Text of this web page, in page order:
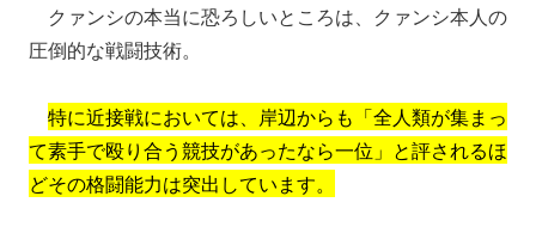
クァンシの本当に恐ろしいところは、クァンシ本人の
圧倒的な戦闘技術。
特に近接戦においては、岸辺からも「全人類が集まっ
て素手で殴り合う競技があったなら一位」と評されるほ
どその格闘能力は突出しています。